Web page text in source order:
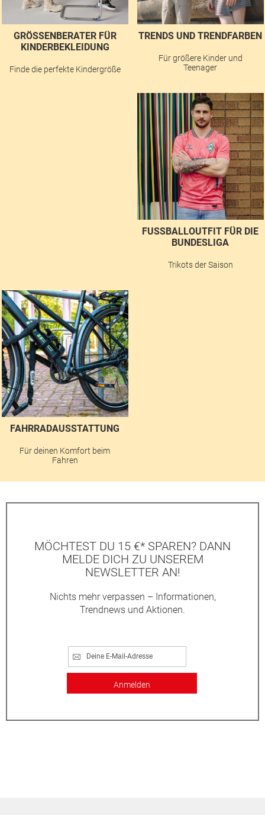
GRÖSSENBERATER FÜR K
INDERBEKLEIDUNG
Finde die perfekte Kindergröße
TRENDS UND TRENDFARBEN
Für größere Kinder und
Teenager
FUSSBALLOUTFIT FÜR DIE B
UNDESLIGA
Trikots der Saison
FAHRRADAUSSTATTUNG
Für deinen Komfort beim
Fahren
MÖCHTEST DU 15 €* SPAREN? DANN
MELDE DICH ZU UNSEREM
NEWSLETTER AN!
Nichts mehr verpassen – Informationen,
Trendnews und Aktionen.
Anmelden